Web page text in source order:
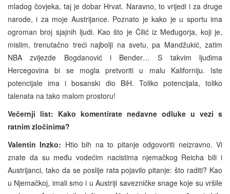
mladog čovjeka, taj je dobar Hrvat. Naravno, to vrijedi i za druge
narode, i za moje Austrijance. Poznato je kako je u sportu ima
ogroman broj sjajnih ljudi. Kao što je Čilić iz Međugorja, koji je,
mislim, trenutačno treći najbolji na svetu, pa Mandžukić, zatim
NBA zvijezde Bogdanović i Bender… S takvim ljudima
Hercegovina bi se mogla pretvoriti u malu Kaliforniju. Iste
potencijale ima i bosanski dio BiH. Toliko potencijala, toliko
talenata na tako malom prostoru!
Večernji list: Kako komentirate nedavne odluke u vezi s
ratnim zločinima?
Valentin Inzko: Htio bih na to pitanje odgovoriti neizravno. Vi
znate da su među vodećim nacistima njemačkog Reicha bili i
Austrijanci, tako da se poslije rata pojavilo pitanje: što raditi? Kao
u Njemačkoj, imali smo i u Austriji savezničke snage koje su vršile